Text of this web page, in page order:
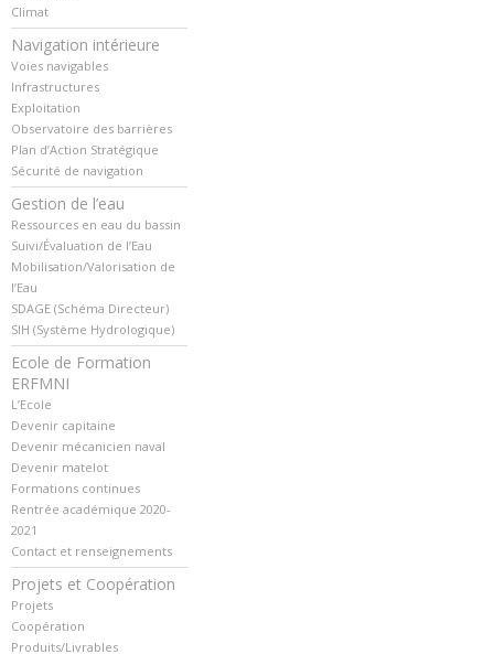
Climat
Navigation intérieure
Voies navigables
Infrastructures
Exploitation
Observatoire des barrières
Plan d’Action Stratégique
Sécurité de navigation
Gestion de l’eau
Ressources en eau du bassin
Suivi/Évaluation de l’Eau
Mobilisation/Valorisation de
l’Eau
SDAGE (Schéma Directeur)
SIH (Système Hydrologique)
Ecole de Formation
ERFMNI
L’Ecole
Devenir capitaine
Devenir mécanicien naval
Devenir matelot
Formations continues
Rentrée académique 2020-
2021
Contact et renseignements
Projets et Coopération
Projets
Coopération
Produits/Livrables